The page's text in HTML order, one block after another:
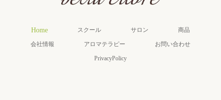
Home スクール サロン 商品
会社情報 アロマテラピー お問い合わせ
PrivacyPolicy